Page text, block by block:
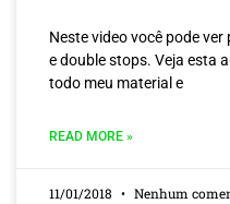
Neste video você pode
e double stops. Veja esta
todo meu material e
READ MORE »
11/01/2018 Nenhum